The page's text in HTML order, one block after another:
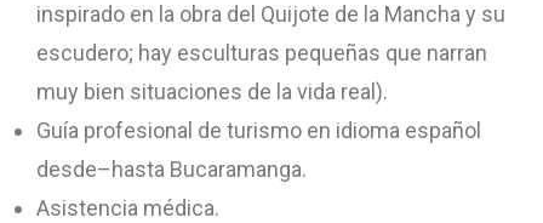
inspirado en la obra del Quijote de la Mancha y su
escudero; hay esculturas pequeñas que narran
muy bien situaciones de la vida real).
Guía profesional de turismo en idioma español
desde–hasta Bucaramanga.
Asistencia médica.